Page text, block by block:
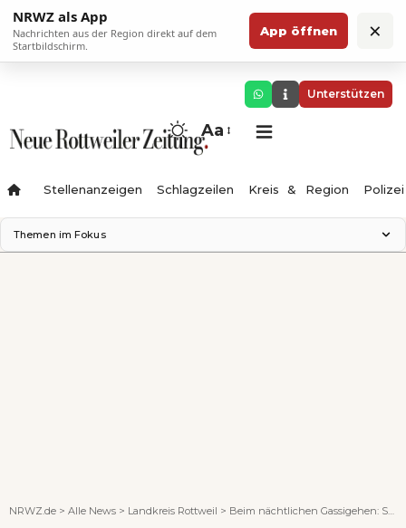
NRWZ als App
Nachrichten aus der Region direkt auf dem
Startbildschirm.
App öffnen ×
Unterstützen
Aa
Stellenanzeigen Schlagzeilen Kreis & Region Polizei
Themen im Fokus
NRWZ.de > Alle News > Landkreis Rottweil > Beim nächtlichen Gassigehen: Seniorin wird in Sulz ausgeraubt